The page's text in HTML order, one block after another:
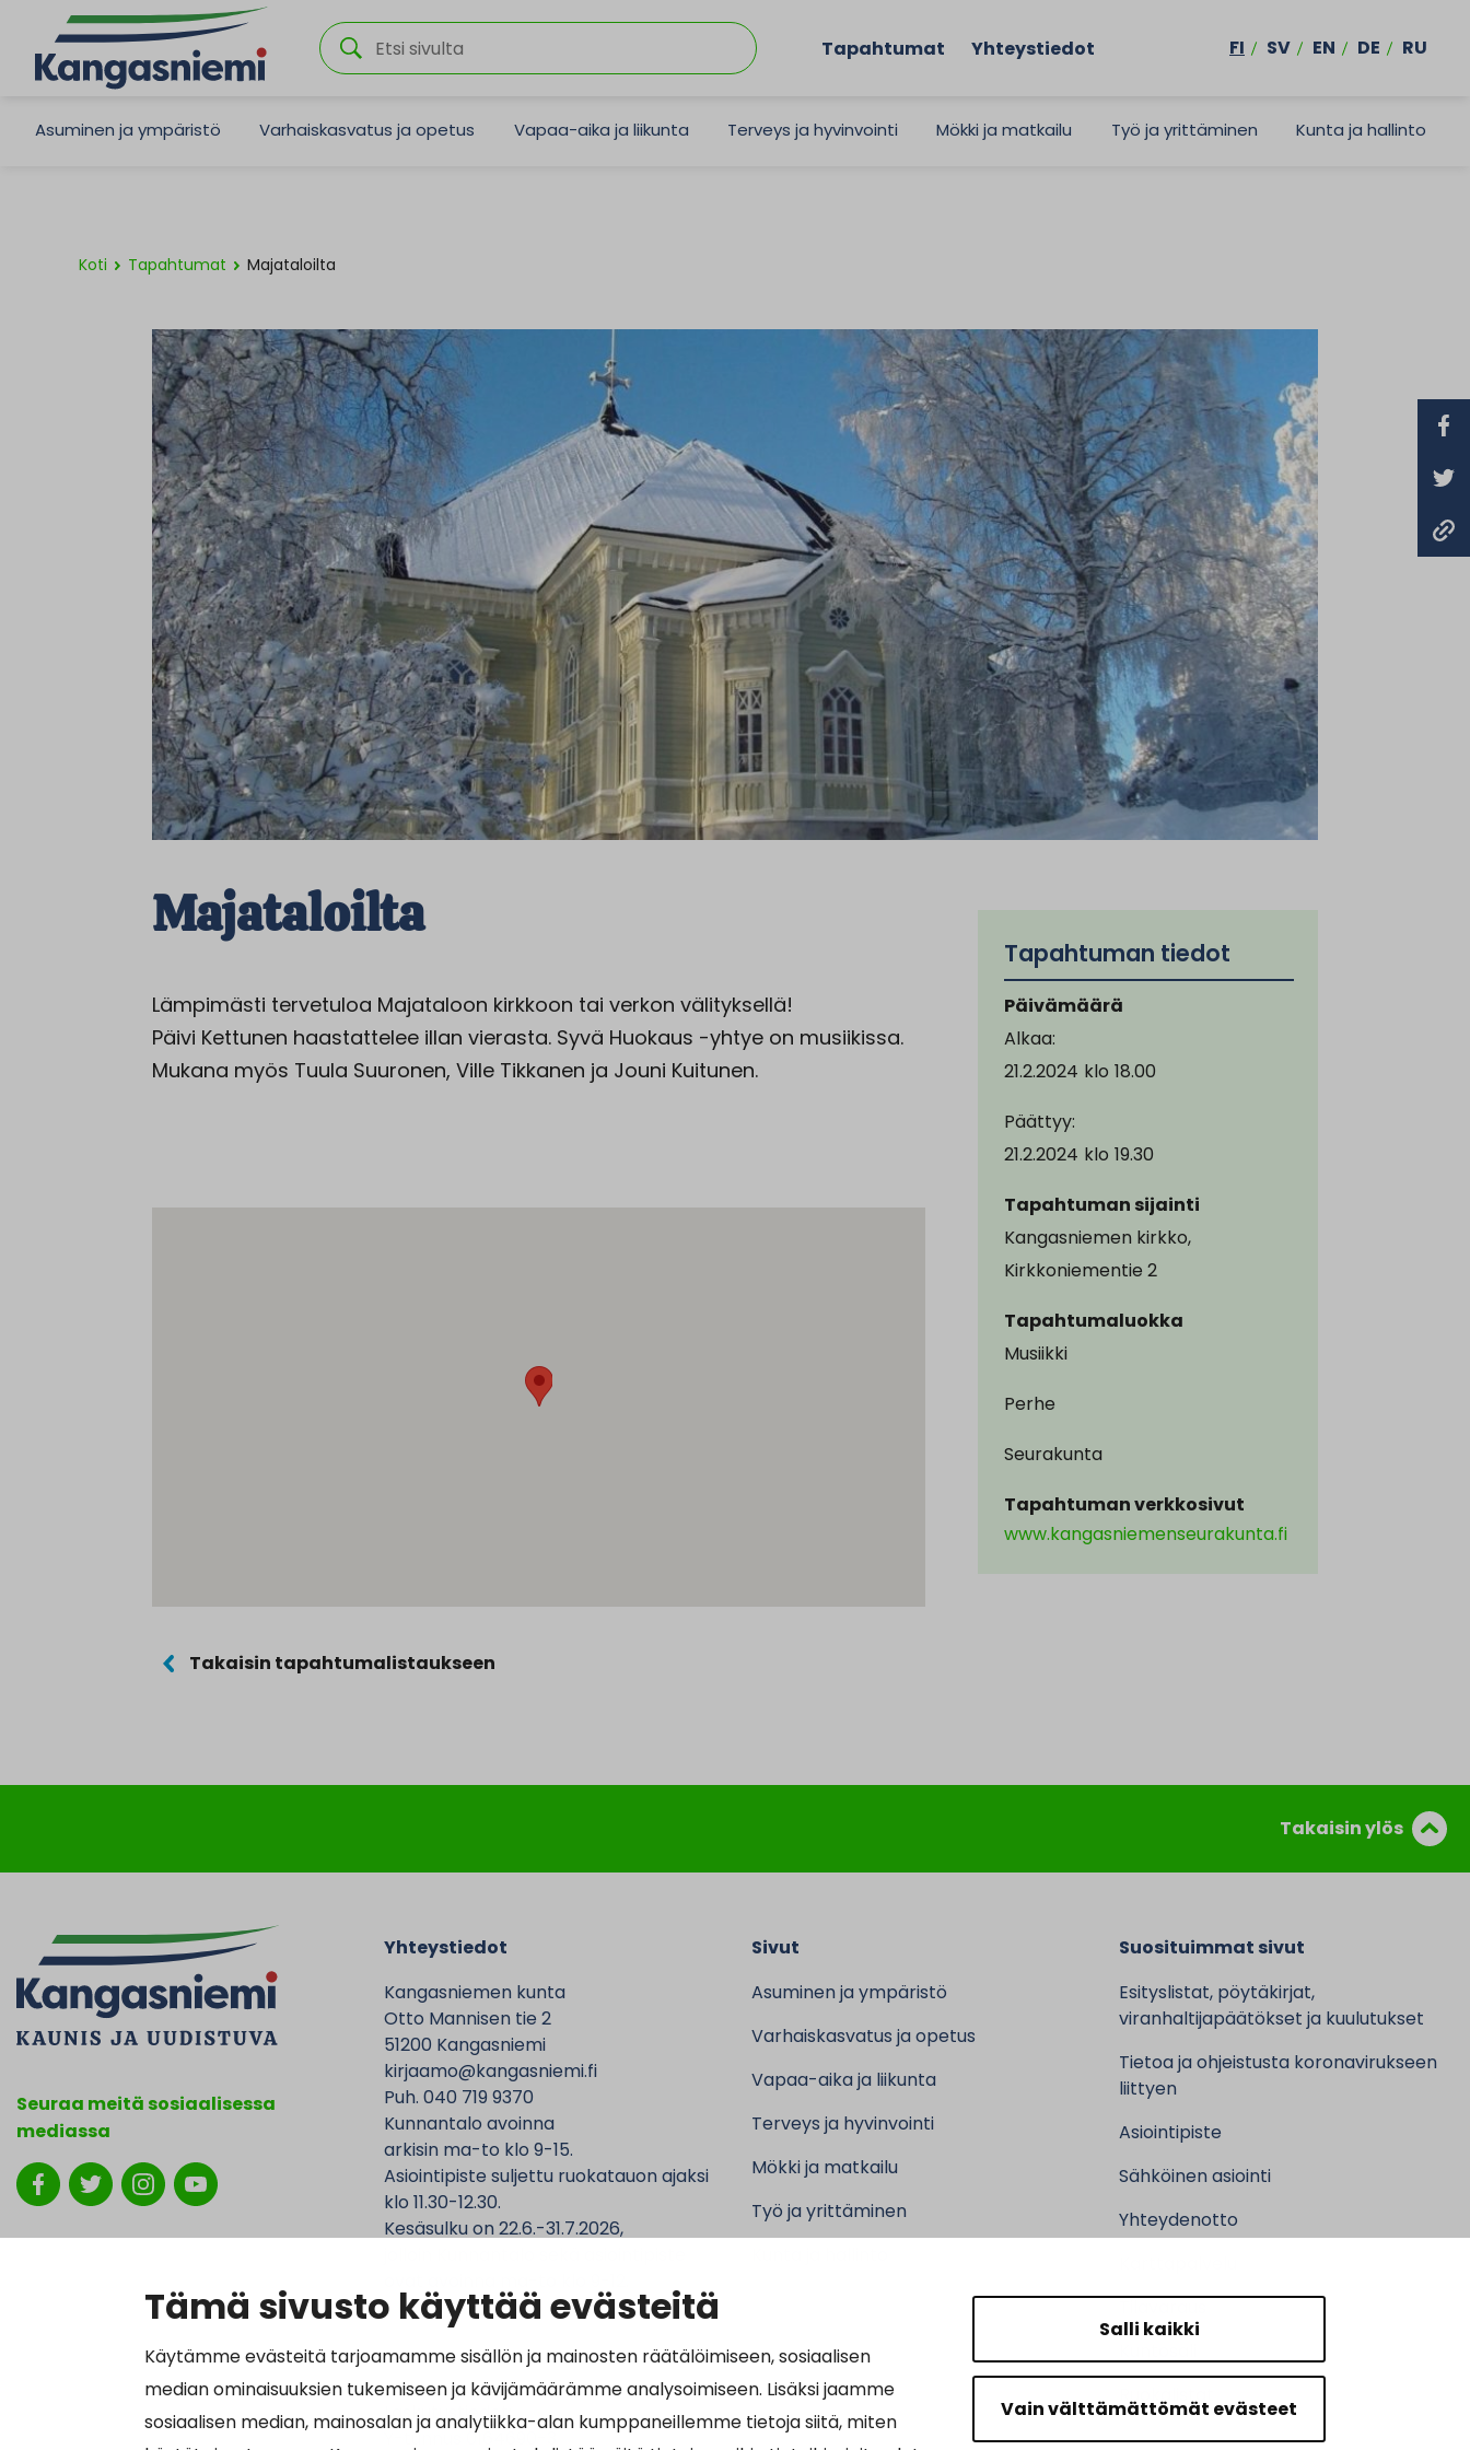
Tämä sivusto käyttää evästeitä
Käytämme evästeitä tarjoamamme sisällön ja mainosten räätälöimiseen, sosiaalisen
median ominaisuuksien tukemiseen ja kävijämäärämme analysoimiseen. Lisäksi jaamme
sosiaalisen median, mainosalan ja analytiikka-alan kumppaneillemme tietoja siitä, miten
Salli kaikki
Vain välttämättömät evästeet
Tapahtumat Yhteystiedot FI SV EN DE RU
Asuminen ja ympäristö Varhaiskasvatus ja opetus Vapaa-aika ja liikunta Terveys ja hyvinvointi Mökki ja matkailu Työ ja yrittäminen Kunta ja hallinto
Koti Tapahtumat Majataloilta
Majataloilta
Lämpimästi tervetuloa Majataloon kirkkoon tai verkon välityksellä!
Päivi Kettunen haastattelee illan vierasta. Syvä Huokaus -yhtye on musiikissa.
Mukana myös Tuula Suuronen, Ville Tikkanen ja Jouni Kuitunen.
Tapahtuman tiedot
Päivämäärä
Alkaa:
21.2.2024 klo 18.00
Päättyy:
21.2.2024 klo 19.30
Tapahtuman sijainti
Kangasniemen kirkko,
Kirkkoniementie 2
Tapahtumaluokka
Musiikki
Perhe
Seurakunta
Tapahtuman verkkosivut
www.kangasniemenseurakunta.fi
Takaisin tapahtumalistaukseen
Takaisin ylös
Seuraa meitä sosiaalisessa
mediassa
Yhteystiedot
Kangasniemen kunta
Otto Mannisen tie 2
51200 Kangasniemi
kirjaamo@kangasniemi.fi
Puh. 040 719 9370
Kunnantalo avoinna
arkisin ma-to klo 9-15.
Asiointipiste suljettu ruokatauon ajaksi
klo 11.30-12.30.
Kesäsulku on 22.6.-31.7.2026,
Laskutustiedot:
Y-tunnus 0164690-3
Sivut
Asuminen ja ympäristö
Varhaiskasvatus ja opetus
Vapaa-aika ja liikunta
Terveys ja hyvinvointi
Mökki ja matkailu
Työ ja yrittäminen
Suosituimmat sivut
Esityslistat, pöytäkirjat,
viranhaltijapäätökset ja kuulutukset
Tietoa ja ohjeistusta koronavirukseen
liittyen
Asiointipiste
Sähköinen asiointi
Yhteydenotto
Ruokalistat